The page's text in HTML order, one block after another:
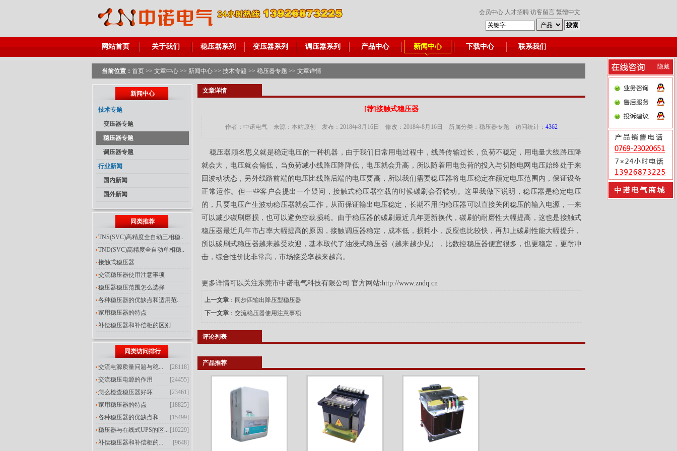
会员中心 人才招聘 访客留言 繁體中文
网站首页 关于我们 稳压器系列 变压器系列 调压器系列 产品中心 新闻中心 下载中心 联系我们
当前位置： 首页 >> 文章中心 >> 新闻中心 >> 技术专题 >> 稳压器专题 >> 文章详情
新闻中心
技术专题
变压器专题
稳压器专题
调压器专题
行业新闻
国内新闻
国外新闻
同类推荐
TNS(SVC)高精度全自动三相稳..
TND(SVC)高精度全自动单相稳..
接触式稳压器
交流稳压器使用注意事项
稳压器稳压范围怎么选择
各种稳压器的优缺点和适用范..
家用稳压器的特点
补偿稳压器和补偿柜的区别
同类访问排行
[28118]
交流电源质量问题与稳...
[24455]
交流稳压电源的作用
[23461]
怎么检查稳压器好坏
[18825]
家用稳压器的特点
[15499]
各种稳压器的优缺点和...
[10229]
稳压器与在线式UPS的区...
[9648]
补偿稳压器和补偿柜的...
文章详情
[荐] 接触式稳压器
作者：中诺电气 来源：本站原创 发布：2018年8月16日 修改：2018年8月16日 所属分类： 稳压器专题 访问统计： 4362
稳压器顾名思义就是稳定电压的一种机器，由于我们日常用电过程中，线路传输过长，负荷不稳定，用电量大线路压降
就会大，电压就会偏低，当负荷减小线路压降降低，电压就会升高，所以随着用电负荷的投入与切除电网电压始终处于来
回波动状态，另外线路前端的电压比线路后端的电压要高，所以我们需要稳压器将电压稳定在额定电压范围内，保证设备
正常运作。但一些客户会提出一个疑问，接触式稳压器空载的时候碳刷会否转动。这里我做下说明，稳压器是稳定电压
的，只要电压产生波动稳压器就会工作，从而保证输出电压稳定，长期不用的稳压器可以直接关闭稳压的输入电源，一来
可以减少碳刷磨损，也可以避免空载损耗。由于稳压器的碳刷最近几年更新换代，碳刷的耐磨性大幅提高，这也是接触式
稳压器最近几年市占率大幅提高的原因，接触调压器稳定，成本低，损耗小，反应也比较快，再加上碳刷性能大幅提升，
所以碳刷式稳压器越来越受欢迎，基本取代了油浸式稳压器（越来越少见），比数控稳压器便宜很多，也更稳定，更耐冲
击，综合性价比非常高，市场接受率越来越高。
更多详情可以关注东莞市中诺电气科技有限公司 官方网站:http://www.zndq.cn
上一文章 ： 同步四输出降压型稳压器
下一文章 ： 交流稳压器使用注意事项
评论列表
产品推荐
隐藏